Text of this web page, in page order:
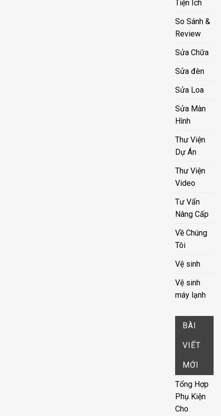
Tiện Ích
So Sánh &
Review
Sửa Chữa
Sửa đèn
Sửa Loa
Sửa Màn
Hình
Thư Viện
Dự Án
Thư Viện
Video
Tư Vấn
Nâng Cấp
Về Chúng
Tôi
Vệ sinh
Vệ sinh
máy lạnh
BÀI
VIẾT
MỚI
Tổng Hợp
Phụ Kiện
Cho